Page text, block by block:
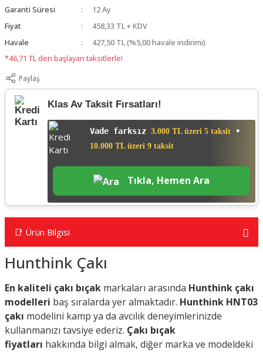
Garanti Süresi
12 Ay
Fiyat
458,33 TL + KDV
Havale
427,50 TL (%5,00 havale indirimi)
*46,71 TL den başlayan taksitlerle!
Paylaş
Klas Av Taksit Fırsatları!
Vade farksız 3.000 TL üzeri 5 taksit •
10.000 TL üzeri 9 taksit
Tıkla, Hemen Ara
📑 Ürün Bilgisi
Hunthink Çakı
En kaliteli çakı bıçak markaları arasında Hunthink çakı
modelleri baş sıralarda yer almaktadır. Hunthink HNT03
çakı modelini kamp ya da avcılık deneyimlerinizde
kullanmanızı tavsiye ederiz. Çakı bıçak
fiyatları hakkında bilgi almak, diğer marka ve modeldeki